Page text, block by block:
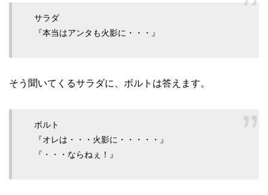
サラダ
『本当はアンタも火影に・・・』
そう聞いてくるサラダに、ボルトは答えます。
ボルト
『オレは・・・火影に・・・・・』
『・・・ならねぇ！』